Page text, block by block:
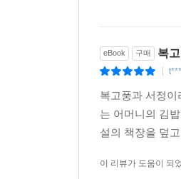
eBook 구매 복
복고풍과 서정
는 어머니의 김
설의 책장을 덮
이 리뷰가 도움이 되